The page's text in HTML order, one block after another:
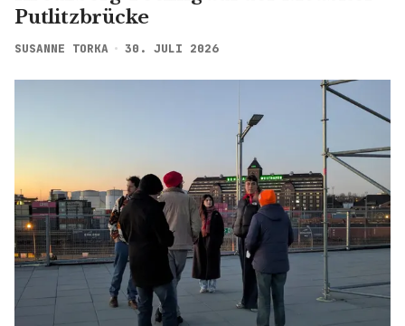
Putlitzbrücke
SUSANNE TORKA 30. JULI 2026